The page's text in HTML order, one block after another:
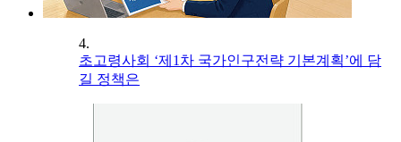
4.
초고령사회 ‘제1차 국가인구전략 기본계획’에 담
길 정책은